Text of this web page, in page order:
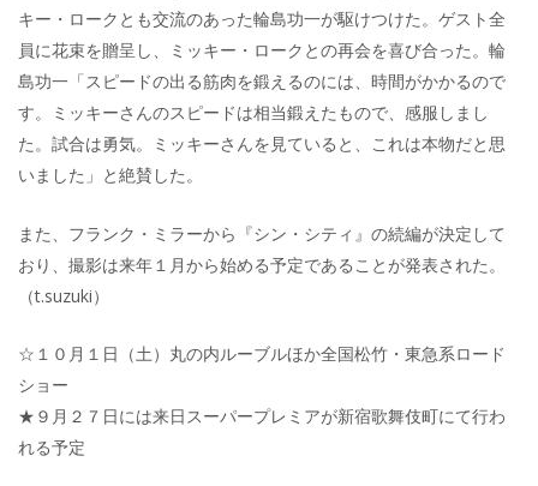
キー・ロークとも交流のあった輪島功一が駆けつけた。ゲスト全
員に花束を贈呈し、ミッキー・ロークとの再会を喜び合った。輪
島功一「スピードの出る筋肉を鍛えるのには、時間がかかるので
す。ミッキーさんのスピードは相当鍛えたもので、感服しまし
た。試合は勇気。ミッキーさんを見ていると、これは本物だと思
いました」と絶賛した。
また、フランク・ミラーから『シン・シティ』の続編が決定して
おり、撮影は来年１月から始める予定であることが発表された。
（t.suzuki）
☆１０月１日（土）丸の内ルーブルほか全国松竹・東急系ロード
ショー
★９月２７日には来日スーパープレミアが新宿歌舞伎町にて行わ
れる予定